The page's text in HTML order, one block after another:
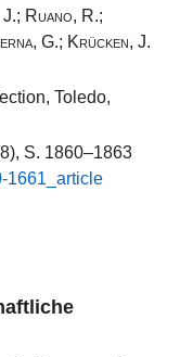
J.; Ruano, R.;
G.; Krücken, J.
Toledo,
S. 1860–1863
​1661​_​article